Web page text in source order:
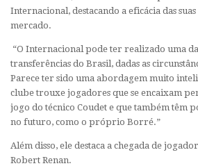
Internacional, destacando a eficácia das
mercado.
“O Internacional pode ter realizado uma
transferências do Brasil, dadas as
Parece ter sido uma abordagem muito
clube trouxe jogadores que se encaixam
jogo do técnico Coudet e que também têm
no futuro, como o próprio Borré.”
Além disso, ele destaca a chegada de
Robert Renan.